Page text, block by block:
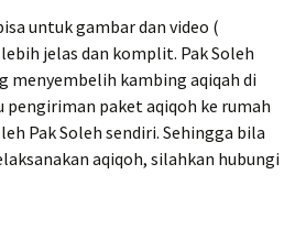
untuk gambar dan video (
jelas dan komplit. Pak Soleh
menyembelih kambing aqiqah di
pengiriman paket aqiqoh ke rumah
Pak Soleh sendiri. Sehingga bila
aqiqoh, silahkan hubungi